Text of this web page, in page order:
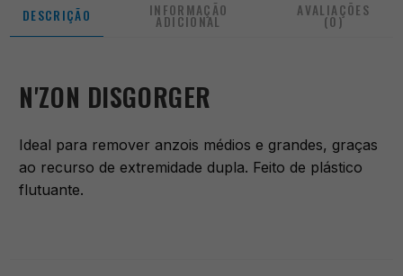
DESCRIÇÃO INFORMAÇÃO
ADICIONAL
AVALIAÇÕES
(0)
N'ZON DISGORGER
Ideal para remover anzois médios e grandes, graças
ao recurso de extremidade dupla. Feito de plástico
flutuante.